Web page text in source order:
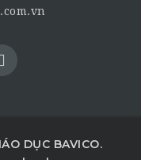
DỤC BAVICO.